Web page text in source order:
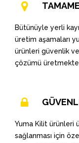
Bütünüyle yerli
üretim aşamaları
ürünleri güvenlik
çözümü
Yuma Kilit ürünleri
sağlanması için